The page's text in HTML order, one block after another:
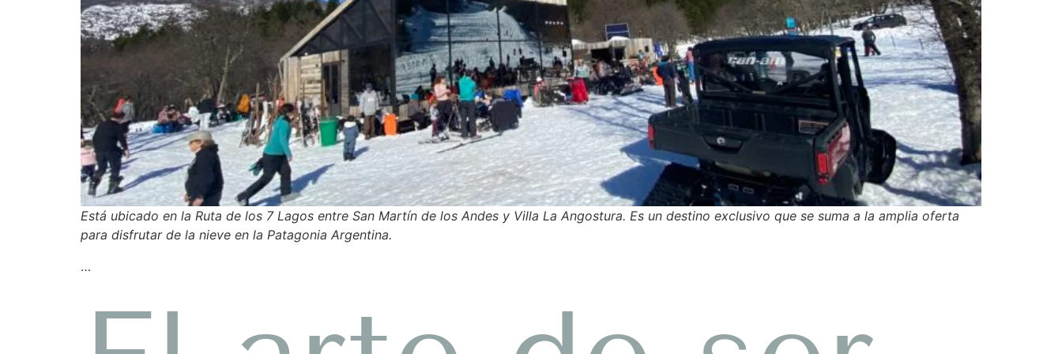
Está ubicado en la Ruta de los 7 Lagos entre San Martín de los Andes y Villa La Angostura. Es un destino exclusivo que se suma a la amplia oferta
para disfrutar de la nieve en la Patagonia Argentina.
…